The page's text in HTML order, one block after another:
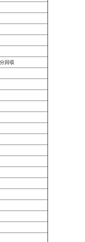
Physics)
Physics)
回収